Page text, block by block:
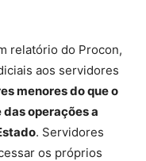
relatório do Procon,
aos servidores
menores do que o
das operações a
. Servidores
os próprios